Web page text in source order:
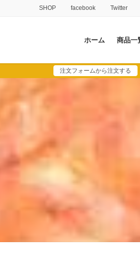
SHOP facebook Twitter
ホーム 商品一
注文フォームから注文する